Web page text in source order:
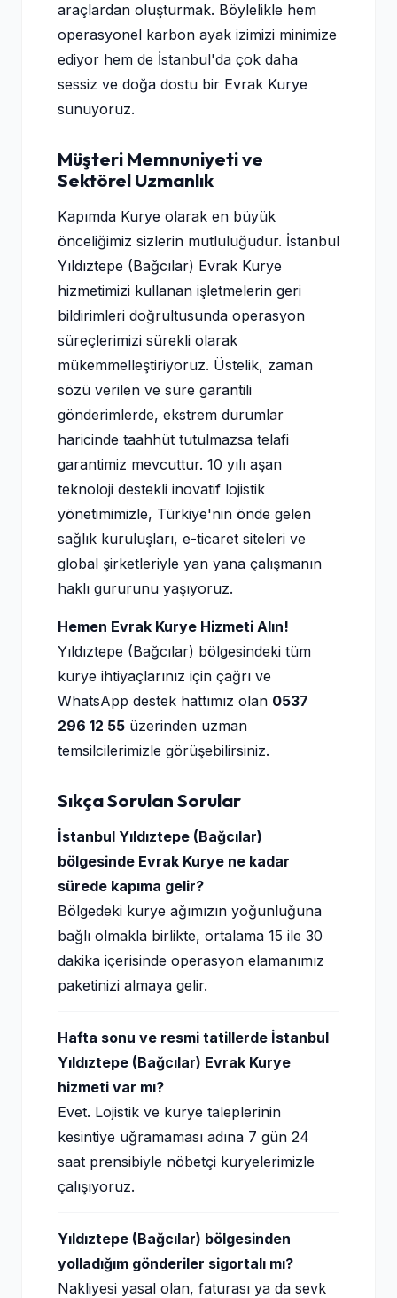
araçlardan oluşturmak. Böylelikle hem
operasyonel karbon ayak izimizi minimize
ediyor hem de İstanbul'da çok daha
sessiz ve doğa dostu bir Evrak Kurye
sunuyoruz.
Müşteri Memnuniyeti ve
Sektörel Uzmanlık
Kapımda Kurye olarak en büyük
önceliğimiz sizlerin mutluluğudur. İstanbul
Yıldıztepe (Bağcılar) Evrak Kurye
hizmetimizi kullanan işletmelerin geri
bildirimleri doğrultusunda operasyon
süreçlerimizi sürekli olarak
mükemmelleştiriyoruz. Üstelik, zaman
sözü verilen ve süre garantili
gönderimlerde, ekstrem durumlar
haricinde taahhüt tutulmazsa telafi
garantimiz mevcuttur. 10 yılı aşan
teknoloji destekli inovatif lojistik
yönetimimizle, Türkiye'nin önde gelen
sağlık kuruluşları, e-ticaret siteleri ve
global şirketleriyle yan yana çalışmanın
haklı gururunu yaşıyoruz.
Hemen Evrak Kurye Hizmeti Alın!
Yıldıztepe (Bağcılar) bölgesindeki tüm
kurye ihtiyaçlarınız için çağrı ve
WhatsApp destek hattımız olan 0537
296 12 55 üzerinden uzman
temsilcilerimizle görüşebilirsiniz.
Sıkça Sorulan Sorular
İstanbul Yıldıztepe (Bağcılar)
bölgesinde Evrak Kurye ne kadar
sürede kapıma gelir?
Bölgedeki kurye ağımızın yoğunluğuna
bağlı olmakla birlikte, ortalama 15 ile 30
dakika içerisinde operasyon elamanımız
paketinizi almaya gelir.
Hafta sonu ve resmi tatillerde İstanbul
Yıldıztepe (Bağcılar) Evrak Kurye
hizmeti var mı?
Evet. Lojistik ve kurye taleplerinin
kesintiye uğramaması adına 7 gün 24
saat prensibiyle nöbetçi kuryelerimizle
çalışıyoruz.
Yıldıztepe (Bağcılar) bölgesinden
yolladığım gönderiler sigortalı mı?
Nakliyesi yasal olan, faturası ya da sevk